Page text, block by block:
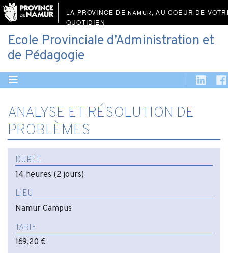
LA PROVINCE DE NAMUR, AU COEUR DE
QUOTIDIEN
Ecole Provinciale d’Administration et
de Pédagogie
ANALYSE ET RÉSOLUTION DE
PROBLÈMES
DURÉE
14 heures (2 jours)
LIEU
Namur Campus
TARIF
169,20 €